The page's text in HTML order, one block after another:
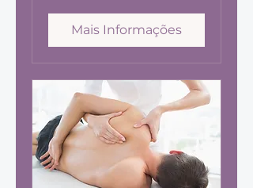
Mais Informações